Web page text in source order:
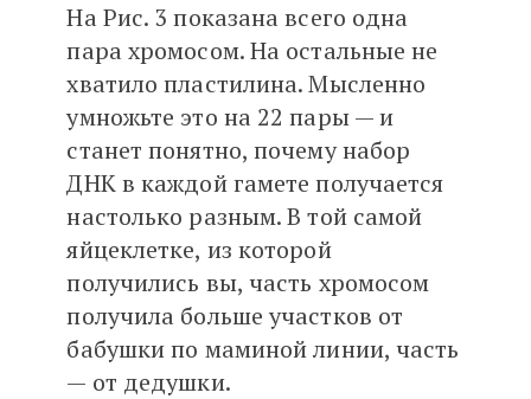
На Рис. 3 показана всего одна
пара хромосом. На остальные не
хватило пластилина. Мысленно
умножьте это на 22 пары — и
станет понятно, почему набор
ДНК в каждой гамете получается
настолько разным. В той самой
яйцеклетке, из которой
получились вы, часть хромосом
получила больше участков от
бабушки по маминой линии, часть
— от дедушки.